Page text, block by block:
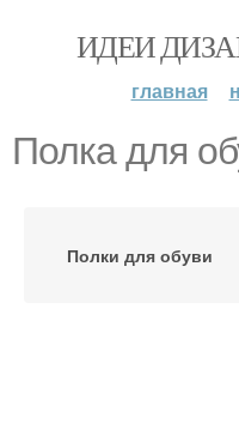
ИДЕИ
главная
Полка для
Полки для обуви